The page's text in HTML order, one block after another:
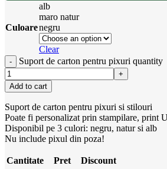
Culoare
alb
maro natur
negru
Clear
Suport de carton pentru pixuri quantity
Add to cart
Suport de carton pentru pixuri si stilouri
Poate fi personalizat prin stampilare, print
Disponibil pe 3 culori: negru, natur si alb
Nu include pixul din poza!
Cantitate Pret
Discount